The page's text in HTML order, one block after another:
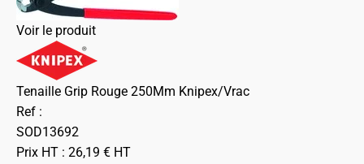
Voir le produit
Tenaille Grip Rouge 250Mm Knipex/Vrac
Ref :
SOD13692
Prix HT : 26,19 € HT